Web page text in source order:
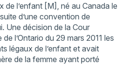
de l’enfant [M], né au Canada le
d’une convention de
Une décision de la Cour
l’Ontario du 29 mars 2011 les
légaux de l’enfant et avait
de la femme ayant porté